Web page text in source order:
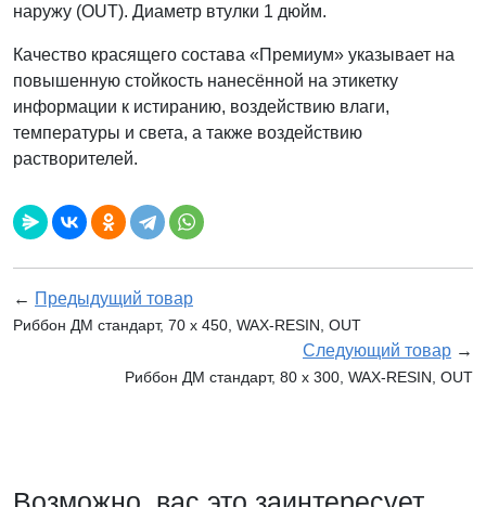
наружу (OUT). Диаметр втулки 1 дюйм.
Качество красящего состава «Премиум» указывает на
повышенную стойкость нанесённой на этикетку
информации к истиранию, воздействию влаги,
температуры и света, а также воздействию
растворителей.
← Предыдущий товар
Риббон ДМ стандарт, 70 х 450, WAX-RESIN, OUT
Следующий товар →
Риббон ДМ стандарт, 80 х 300, WAX-RESIN, OUT